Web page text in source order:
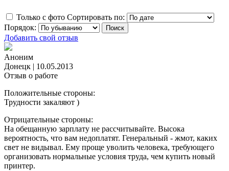
Только с фото Сортировать по:
Порядок:
Добавить свой отзыв
Аноним
Донецк | 10.05.2013
Отзыв о работе
Положительные стороны:
Трудности закаляют )
Отрицательные стороны:
На обещанную зарплату не рассчитывайте. Высока
вероятность, что вам недоплатят. Генеральный - жмот, каких
свет не видывал. Ему проще уволить человека, требующего
организовать нормальные условия труда, чем купить новый
принтер.